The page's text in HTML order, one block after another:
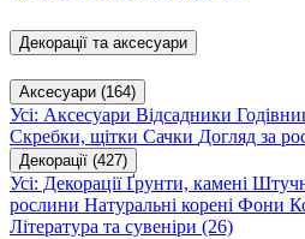
Декорації та аксесуари
Аксесуари (164)
Усі: Аксесуари Відсадники
Скребки, щітки Сачки Догляд за
Декорації (427)
Усі: ДекораціїҐрунти, камені
рослини Натуральні корені Фони
Література та сувеніри (26)